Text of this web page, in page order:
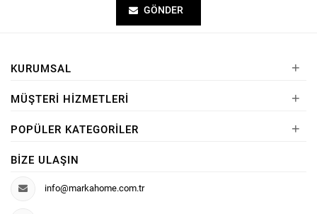
GÖNDER
KURUMSAL +
MÜŞTERI HIZMETLERI +
POPÜLER KATEGORILER +
BIZE ULAŞIN
info@markahome.com.tr